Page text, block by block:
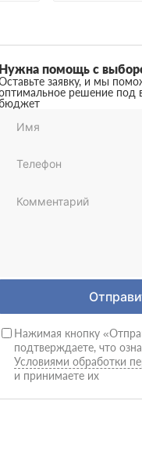
Нужна помощь с
заявку, и мы
решение под
Нажимая кнопку
подтверждаете, что
Условиями обработки
и принимаете их